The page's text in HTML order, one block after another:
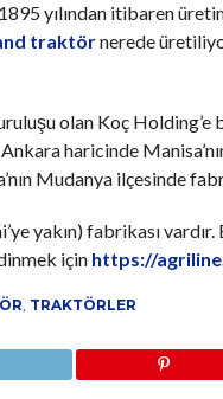
yılından itibaren
traktörnerede
olan Koç
haricinde
Mudanya ilçesinde
yakın) fabrikası vardır.
için https://
, TRAKTÖRLER